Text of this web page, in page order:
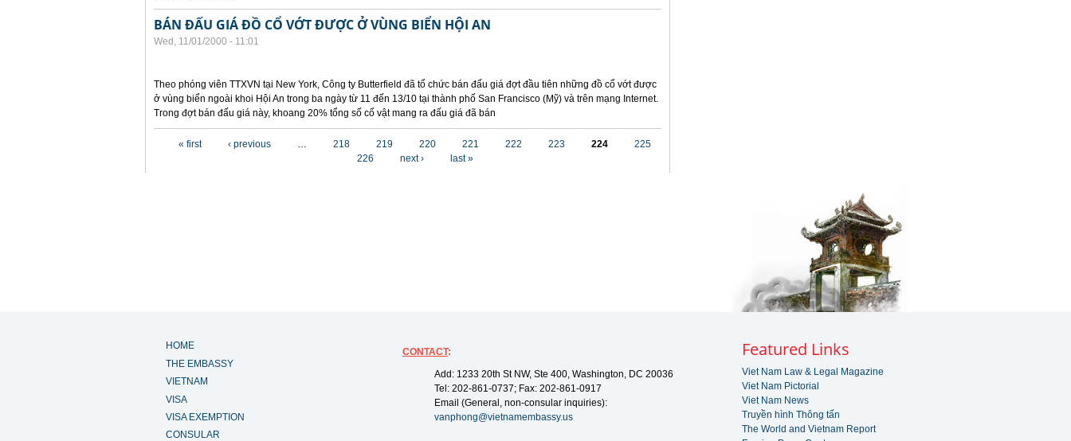
BÁN ĐẤU GIÁ ĐỒ CỔ VỚT ĐƯỢC Ở VÙNG BIỂN HỘI AN
Wed, 11/01/2000 - 11:01
Theo phóng viên TTXVN tại New York, Công ty Butterfield đã tổ chức bán đấu giá đợt đầu tiên những đồ cổ vớt được
ở vùng biển ngoài khoi Hội An trong ba ngày từ 11 đến 13/10 tại thành phố San Francisco (Mỹ) và trên mạng Internet.
Trong đợt bán đấu giá này, khoang 20% tổng số cổ vật mang ra đấu giá đã bán
« first ‹ previous … 218 219 220 221 222 223 224
225
226
next › last »
HOME
THE EMBASSY
VIETNAM
VISA
VISA EXEMPTION
CONSULAR
CONTACT:
Add: 1233 20th St NW, Ste 400, Washington, DC 20036
Tel: 202-861-0737; Fax: 202-861-0917
Email (General, non-consular inquiries):
vanphong@vietnamembassy.us
Featured Links
Viet Nam Law & Legal Magazine
Viet Nam Pictorial
Viet Nam News
Truyền hình Thông tấn
The World and Vietnam Report